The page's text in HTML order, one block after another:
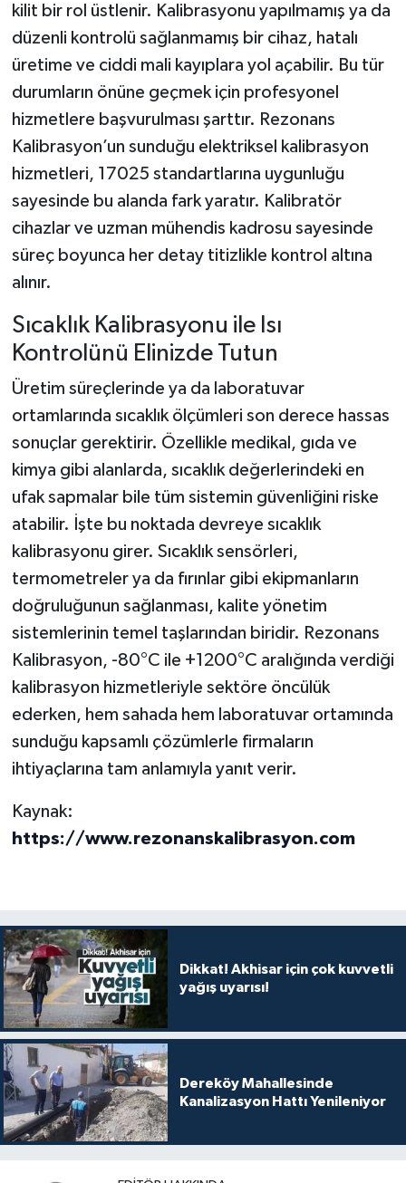
kilit bir rol üstlenir. Kalibrasyonu yapılmamış ya da
düzenli kontrolü sağlanmamış bir cihaz, hatalı
üretime ve ciddi mali kayıplara yol açabilir. Bu tür
durumların önüne geçmek için profesyonel
hizmetlere başvurulması şarttır. Rezonans
Kalibrasyon’un sunduğu elektriksel kalibrasyon
hizmetleri, 17025 standartlarına uygunluğu
sayesinde bu alanda fark yaratır. Kalibratör
cihazlar ve uzman mühendis kadrosu sayesinde
süreç boyunca her detay titizlikle kontrol altına
alınır.
Sıcaklık Kalibrasyonu ile Isı
Kontrolünü Elinizde Tutun
Üretim süreçlerinde ya da laboratuvar
ortamlarında sıcaklık ölçümleri son derece hassas
sonuçlar gerektirir. Özellikle medikal, gıda ve
kimya gibi alanlarda, sıcaklık değerlerindeki en
ufak sapmalar bile tüm sistemin güvenliğini riske
atabilir. İşte bu noktada devreye sıcaklık
kalibrasyonu girer. Sıcaklık sensörleri,
termometreler ya da fırınlar gibi ekipmanların
doğruluğunun sağlanması, kalite yönetim
sistemlerinin temel taşlarından biridir. Rezonans
Kalibrasyon, -80°C ile +1200°C aralığında verdiği
kalibrasyon hizmetleriyle sektöre öncülük
ederken, hem sahada hem laboratuvar ortamında
sunduğu kapsamlı çözümlerle firmaların
ihtiyaçlarına tam anlamıyla yanıt verir.
Kaynak:
https://www.rezonanskalibrasyon.com
Dikkat! Akhisar için çok kuvvetli
yağış uyarısı!
Dereköy Mahallesinde
Kanalizasyon Hattı Yenileniyor